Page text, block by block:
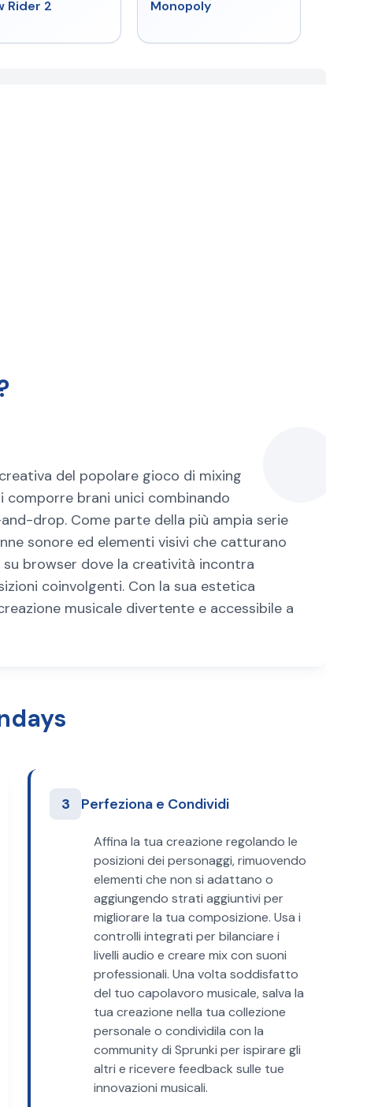
Rider 2 Monopoly
del popolare gioco di mixing
brani unici combinando
drop. Come parte della più ampia serie
sonore ed elementi visivi che catturano
browser dove la creatività incontra
coinvolgenti. Con la sua estetica
musicale divertente e accessibile a
3 Perfeziona e Condividi
Affina la tua creazione regolando le
posizioni dei personaggi, rimuovendo
elementi che non si adattano o
aggiungendo strati aggiuntivi per
migliorare la tua composizione. Usa i
controlli integrati per bilanciare i
livelli audio e creare mix con suoni
professionali. Una volta soddisfatto
del tuo capolavoro musicale, salva la
tua creazione nella tua collezione
personale o condividila con la
community di Sprunki per ispirare gli
altri e ricevere feedback sulle tue
innovazioni musicali.